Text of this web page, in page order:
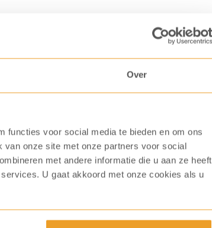
Over
functies voor social media te bieden en om ons
onze site met onze partners voor social
met andere informatie die u aan ze heeft
U gaat akkoord met onze cookies als u